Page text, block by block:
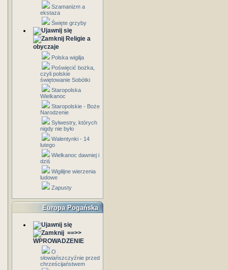
Szamanizm a
ekstaza
Święte grzyby
Religie a
obyczaje
Polska wigilja
Poświęcić bożka,
czyli polskie
świętowanie Sobótki
Staropolska
Wielkanoc
Staropolskie - Boże
Narodzenie
Sylwestry, których
nigdy nie było
Walentynki - 14
lutego
Wielkanoc dawniej i
dziś
Wigilijne wierzenia
ludowe
Zapusty
Europa Pogańska
==>>
WPROWADZENIE
O
słowiańszczyźnie przed
chrześcijaństwem